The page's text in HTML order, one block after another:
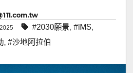
#2030願景, #IMS,
, #沙地阿拉伯